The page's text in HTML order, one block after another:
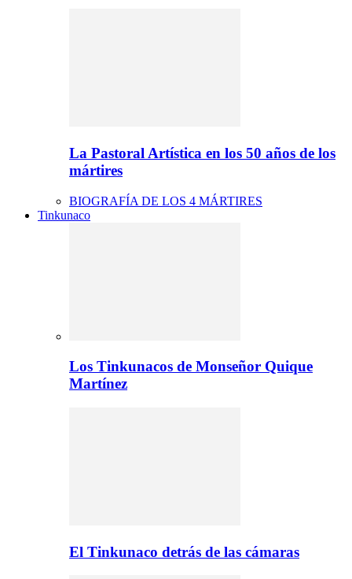
La Pastoral Artística en los 50 años de los
mártires
BIOGRAFÍA DE LOS 4 MÁRTIRES
Tinkunaco
Los Tinkunacos de Monseñor Quique
Martínez
El Tinkunaco detrás de las cámaras